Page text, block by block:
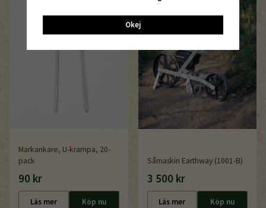
Markankare, U-krampa, 20-
pack
90 kr
Läs mer Köp nu
Såmaskin Earthway (1001-B)
3 500 kr
Läs mer Köp nu
Okej